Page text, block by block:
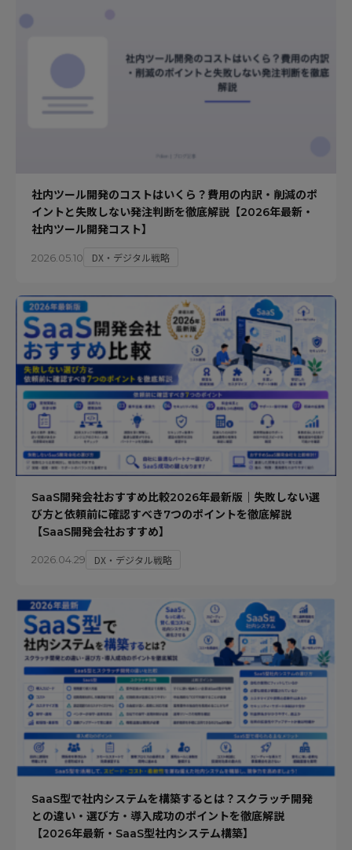
社内ツール開発のコストはいくら？費用の内訳・削減のポ
イントと失敗しない発注判断を徹底解説【2026年最新・
社内ツール開発コスト】
2026.05.10 DX・デジタル戦略
SaaS開発会社おすすめ比較2026年最新版｜失敗しない選
び方と依頼前に確認すべき7つのポイントを徹底解説
【SaaS開発会社おすすめ】
2026.04.29 DX・デジタル戦略
SaaS型で社内システムを構築するとは？スクラッチ開発
との違い・選び方・導入成功のポイントを徹底解説
【2026年最新・SaaS型社内システム構築】